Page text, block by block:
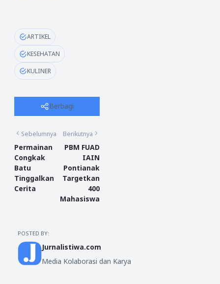
ARTIKEL
KESEHATAN
KULINER
Berbagi
Sebelumnya
Permainan
Congkak
Batu
Tinggalkan
Cerita
Berikutnya
PBM FUAD
IAIN
Pontianak
Targetkan
400
Mahasiswa
POSTED BY:
Jurnalistiwa.com
Media Kolaborasi dan Karya